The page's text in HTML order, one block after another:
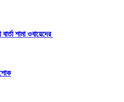
শামা ওবায়েদের